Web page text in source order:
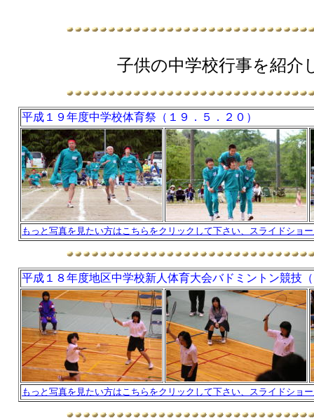
子供の中学校行事を紹介
平成１９年度中学校体育祭（１９．５．２０）
もっと写真を見たい方はこちらをクリックして下さい、スライドショ
平成１８年度地区中学校新人体育大会バドミントン競技
もっと写真を見たい方はこちらをクリックして下さい、スライドショ